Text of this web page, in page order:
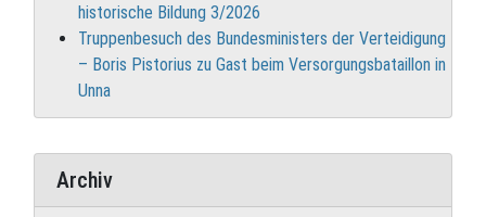
historische Bildung 3/2026
Truppenbesuch des Bundesministers der Verteidigung
– Boris Pistorius zu Gast beim Versorgungsbataillon in
Unna
Archiv